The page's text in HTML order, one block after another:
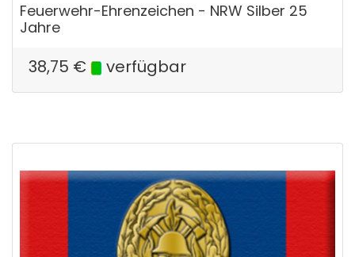
Feuerwehr-Ehrenzeichen - NRW Silber 25
Jahre
38,75 € verfügbar